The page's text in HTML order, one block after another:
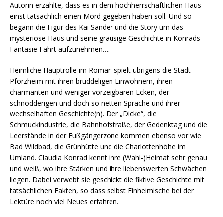
Autorin erzählte, dass es in dem hochherrschaftlichen Haus
einst tatsächlich einen Mord gegeben haben soll. Und so
begann die Figur des Kai Sander und die Story um das
mysteriöse Haus und seine grausige Geschichte in Konrads
Fantasie Fahrt aufzunehmen….
Heimliche Hauptrolle im Roman spielt übrigens die Stadt
Pforzheim mit ihren bruddeligen Einwohnern, ihren
charmanten und weniger vorzeigbaren Ecken, der
schnodderigen und doch so netten Sprache und ihrer
wechselhaften Geschichte(n). Der „Dicke“, die
Schmuckindustrie, die Bahnhofstraße, der Gedenktag und die
Leerstände in der Fußgängerzone kommen ebenso vor wie
Bad Wildbad, die Grünhütte und die Charlottenhöhe im
Umland. Claudia Konrad kennt ihre (Wahl-)Heimat sehr genau
und weiß, wo ihre Stärken und ihre liebenswerten Schwächen
liegen. Dabei verwebt sie geschickt die fiktive Geschichte mit
tatsächlichen Fakten, so dass selbst Einheimische bei der
Lektüre noch viel Neues erfahren.